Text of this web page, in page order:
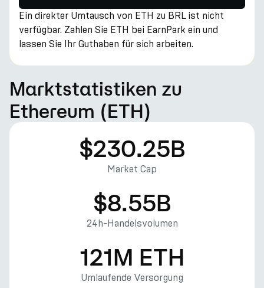
Ein direkter Umtausch von ETH zu BRL ist nicht
verfügbar. Zahlen Sie ETH bei EarnPark ein und
lassen Sie Ihr Guthaben für sich arbeiten.
Marktstatistiken zu
Ethereum (ETH)
$230.25B
Market Cap
$8.55B
24h-Handelsvolumen
121M ETH
Umlaufende Versorgung